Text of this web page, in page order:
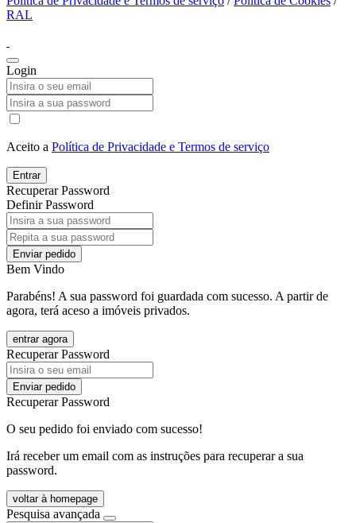
RAL
Login
Aceito a Política de Privacidade e Termos de serviço
Entrar
Recuperar Password
Definir Password
Enviar pedido
Bem Vindo
Parabéns! A sua password foi guardada com sucesso. A partir de
agora, terá aceso a imóveis privados.
entrar agora
Recuperar Password
Enviar pedido
Recuperar Password
O seu pedido foi enviado com sucesso!
Irá receber um email com as instruções para recuperar a sua
password.
voltar à homepage
Pesquisa avançada